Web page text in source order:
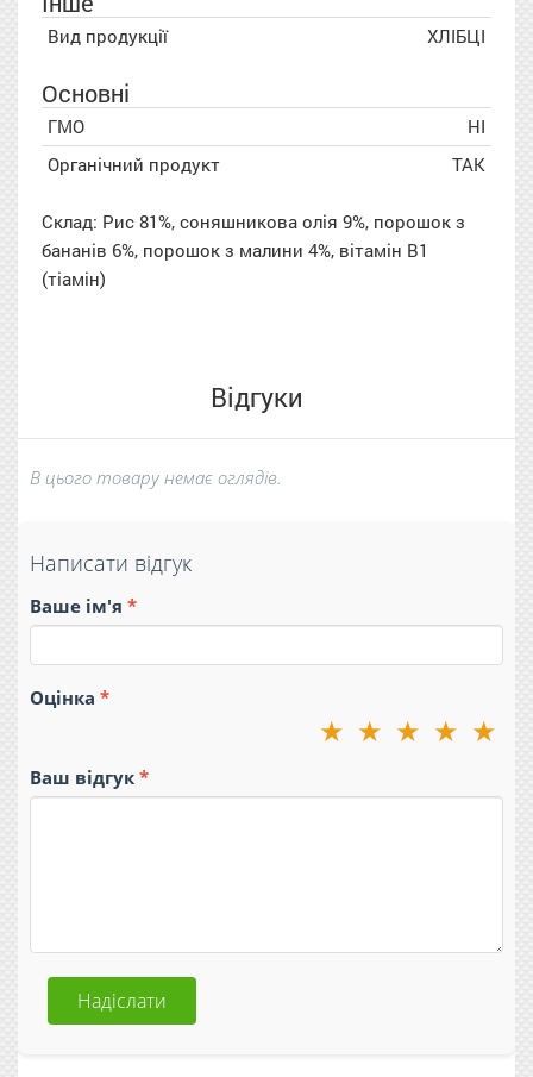
Вид продукції ХЛІБЦІ
Основні
ГМО
НІ
Органічний продукт
ТАК
Склад: Рис 81%, соняшникова олія 9%, порошок з
бананів 6%, порошок з малини 4%, вітамін B1
(тіамін)
Відгуки
В цього товару немає оглядів.
Написати відгук
Ваше ім'я
Оцінка
★
★
★
★
★
Ваш відгук
Надіслати